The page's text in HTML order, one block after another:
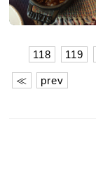
≪ prev
118 119